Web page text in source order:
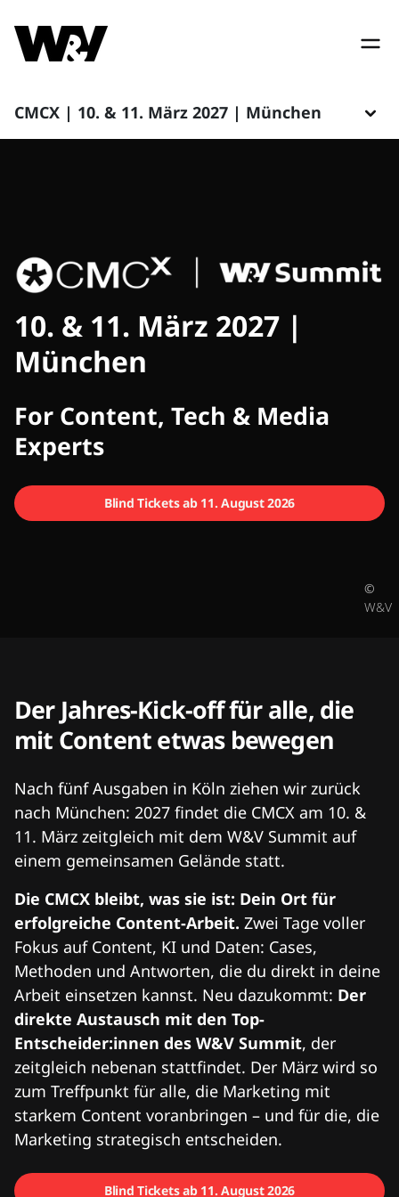
CMCX | 10. & 11. März 2027 | München
CMCX
10. & 11. März 2027 |
München
For Content, Tech & Media
Experts
Blind Tickets ab 11. August 2026
©
W&V
Der Jahres-Kick-off für alle, die
mit Content etwas bewegen
Nach fünf Ausgaben in Köln ziehen wir zurück
nach München: 2027 findet die CMCX am 10. &
11. März zeitgleich mit dem W&V Summit auf
einem gemeinsamen Gelände statt.
Die CMCX bleibt, was sie ist: Dein Ort für
erfolgreiche Content-Arbeit. Zwei Tage voller
Fokus auf Content, KI und Daten: Cases,
Methoden und Antworten, die du direkt in deine
Arbeit einsetzen kannst. Neu dazukommt: Der
direkte Austausch mit den Top-
Entscheider:innen des W&V Summit, der
zeitgleich nebenan stattfindet. Der März wird so
zum Treffpunkt für alle, die Marketing mit
starkem Content voranbringen – und für die, die
Marketing strategisch entscheiden.
Blind Tickets ab 11. August 2026